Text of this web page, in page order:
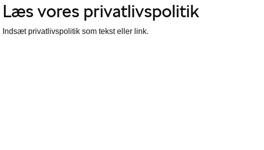
Læs vores privatlivspolitik
Indsæt privatlivspolitik som tekst eller link.